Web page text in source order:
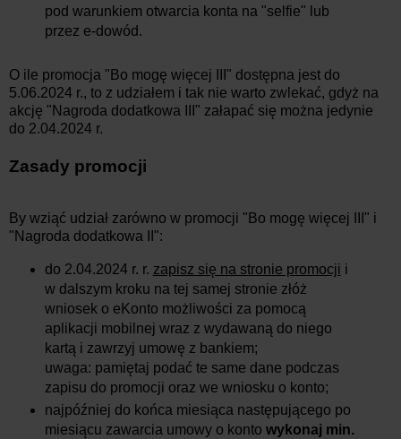
pod warunkiem otwarcia konta na "selfie" lub
przez e-dowód.
O ile promocja "Bo mogę więcej III" dostępna jest do
5.06.2024 r., to z udziałem i tak nie warto zwlekać, gdyż na
akcję "Nagroda dodatkowa III" załapać się można jedynie
do 2.04.2024 r.
Zasady promocji
By wziąć udział zarówno w promocji "Bo mogę więcej III" i
"Nagroda dodatkowa II":
do 2.04.2024 r. r. zapisz się na stronie promocji i
w dalszym kroku na tej samej stronie złóż
wniosek o eKonto możliwości za pomocą
aplikacji mobilnej wraz z wydawaną do niego
kartą i zawrzyj umowę z bankiem;
uwaga: pamiętaj podać te same dane podczas
zapisu do promocji oraz we wniosku o konto;
najpóźniej do końca miesiąca następującego po
miesiącu zawarcia umowy o konto wykonaj min.